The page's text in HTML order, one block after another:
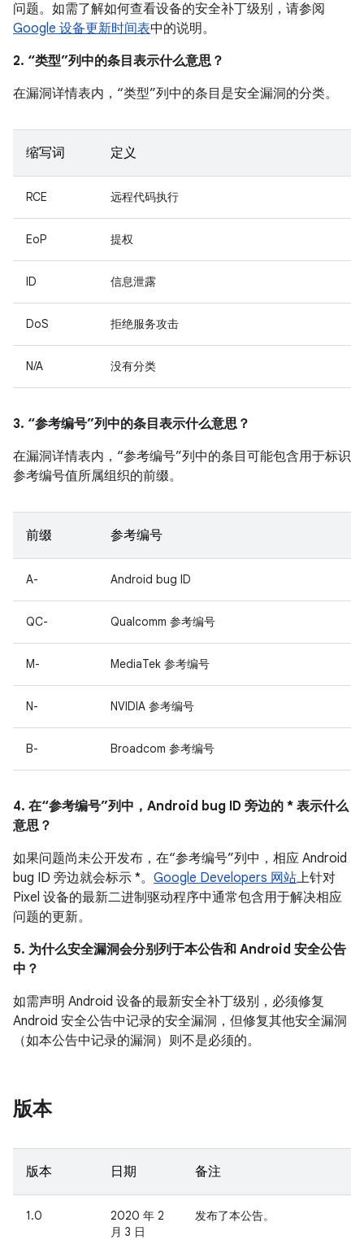
问题。如需了解如何查看设备的安全补丁级别，请参阅
Google 设备更新时间表中的说明。
2. “类型”列中的条目表示什么意思？
在漏洞详情表内，“类型”列中的条目是安全漏洞的分类。
缩写词 定义
RCE 远程代码执行
EoP 提权
ID 信息泄露
DoS 拒绝服务攻击
N/A 没有分类
3. “参考编号”列中的条目表示什么意思？
在漏洞详情表内，“参考编号”列中的条目可能包含用于标识
参考编号值所属组织的前缀。
前缀 参考编号
A- Android bug ID
QC- Qualcomm 参考编号
M- MediaTek 参考编号
N- NVIDIA 参考编号
B- Broadcom 参考编号
4. 在“参考编号”列中，Android bug ID 旁边的 * 表示什么
意思？
如果问题尚未公开发布，在“参考编号”列中，相应 Android
bug ID 旁边就会标示 *。 Google Developers 网站上针对
Pixel 设备的最新二进制驱动程序中通常包含用于解决相应
问题的更新。
5. 为什么安全漏洞会分别列于本公告和 Android 安全公告
中？
如需声明 Android 设备的最新安全补丁级别，必须修复
Android 安全公告中记录的安全漏洞，但修复其他安全漏洞
（如本公告中记录的漏洞）则不是必须的。
版本
版本 日期 备注
1.0
2020 年 2
月 3 日
发布了本公告。